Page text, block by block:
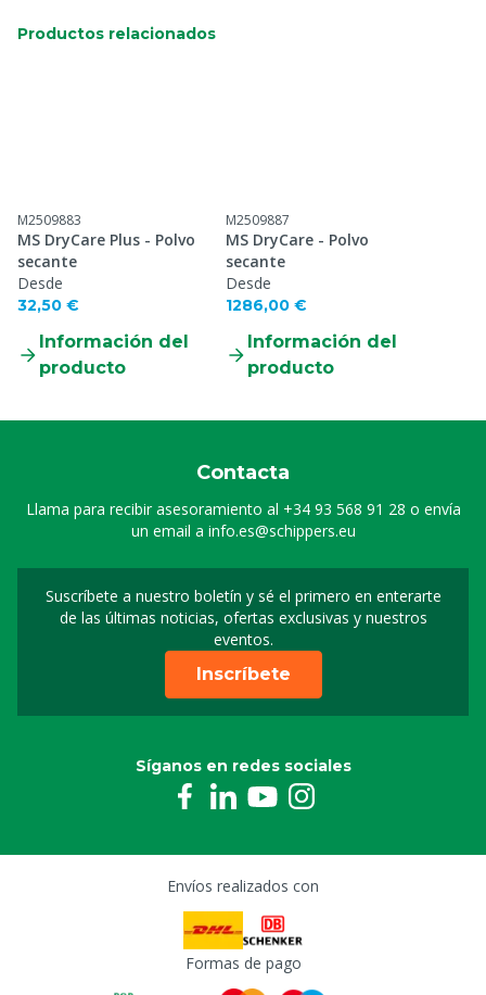
Productos relacionados
M2509883
MS DryCare Plus - Polvo
secante
Desde
32,50 €
Información del
producto
M2509887
MS DryCare - Polvo
secante
Desde
1286,00 €
Información del
producto
Contacta
Llama para recibir asesoramiento al +34 93 568 91 28 o envía
un email a info.es@schippers.eu
Suscríbete a nuestro boletín y sé el primero en enterarte
de las últimas noticias, ofertas exclusivas y nuestros
eventos.
Suscripción a nuestro
Inscríbete
Síganos en redes sociales
Envíos realizados con
Formas de pago